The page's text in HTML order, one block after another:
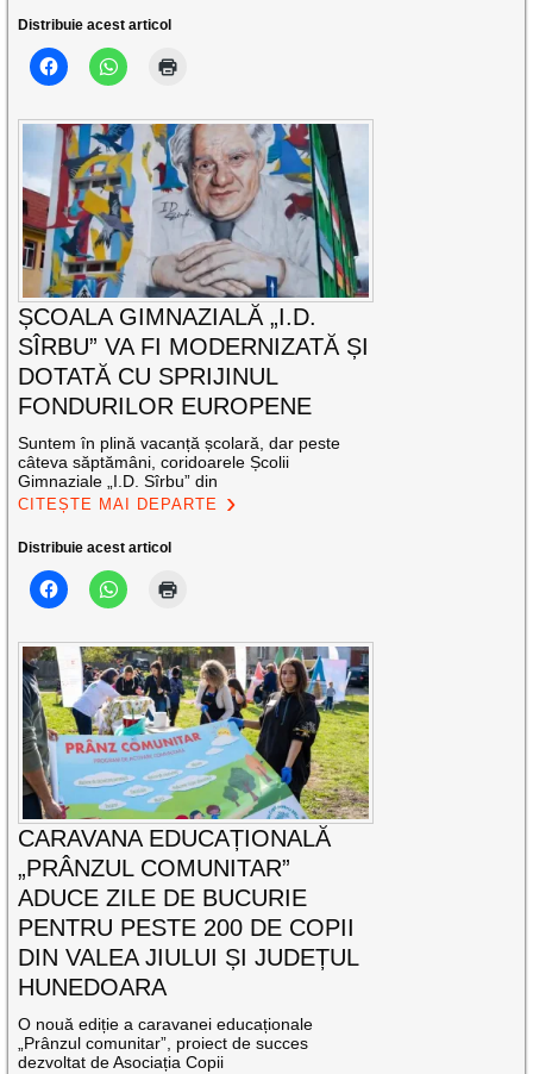
Distribuie acest articol
ȘCOALA GIMNAZIALĂ „I.D.
SÎRBU” VA FI MODERNIZATĂ ȘI
DOTATĂ CU SPRIJINUL
FONDURILOR EUROPENE
Suntem în plină vacanță școlară, dar peste
câteva săptămâni, coridoarele Școlii
Gimnaziale „I.D. Sîrbu” din
CITEȘTE MAI DEPARTE
Distribuie acest articol
CARAVANA EDUCAȚIONALĂ
„PRÂNZUL COMUNITAR”
ADUCE ZILE DE BUCURIE
PENTRU PESTE 200 DE COPII
DIN VALEA JIULUI ȘI JUDEȚUL
HUNEDOARA
O nouă ediție a caravanei educaționale
„Prânzul comunitar”, proiect de succes
dezvoltat de Asociația Copii